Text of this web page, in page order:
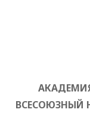
ВСЕСОЮЗНЫЙ